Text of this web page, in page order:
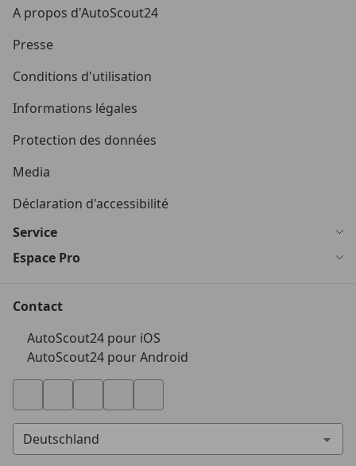
A propos d'AutoScout24
Presse
Conditions d'utilisation
Informations légales
Protection des données
Media
Déclaration d'accessibilité
Service
Espace Pro
Contact
AutoScout24 pour iOS
AutoScout24 pour Android